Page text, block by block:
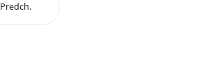
Predch.